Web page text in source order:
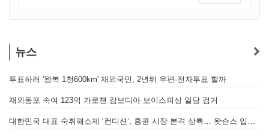
뉴스
투표하러 '왕복 1천600km' 재외국민, 2년뒤 우편·전자투표 할까
재외동포 속여 123억 가로챈 캄보디아 보이스피싱 일당 검거
대한민국 대표 숙취해소제 ‘컨디션’, 홍콩 시장 본격 상륙… 왓슨스 입점 기념 할인 행사 진행